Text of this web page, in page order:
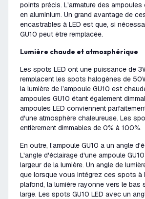
points précis. L'armature des
en aluminium. Un grand avantage de
encastrables à LED est que, si
GU10 peut être remplacée.
Lumière chaude et atmosphérique
Les spots LED ont une puissance de
remplacent les spots halogènes de
la lumière de l’ampoule GU10 est
ampoules GU10 étant également
ampoules LED conviennent
d'une atmosphère chaleureuse. Les
entièrement dimmables de 0% à 100%.
En outre, l’ampoule GU10 a un angle
L'angle d'éclairage d'une ampoule
largeur de la lumière. Un angle de
que lorsque vous intégrez ces spots à
plafond, la lumière rayonne vers le bas
large. Les spots GU10 LED avec un